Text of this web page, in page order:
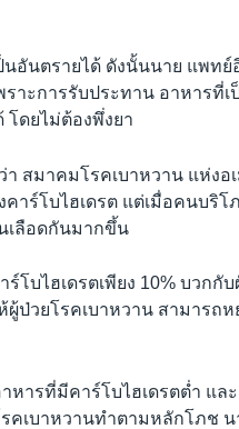
อันตรายได้ ดังนั้นนาย แพทย์
าะการรับประทาน อาหารที่เ
โดยไม่ต้องพึ่งยา
สมาคมโรคเบาหวาน แห่งอ
าร์โบไฮเดรต แต่เมื่อคนบริโ
เลือดกันมากขึ้น
บไฮเดรตเพียง 10% บวกกับ
ป่วยโรคเบาหวาน สามารถห
ารที่มีคาร์โบไฮเดรตต่ำ และ
คเบาหวานทำตามหลักโภช น